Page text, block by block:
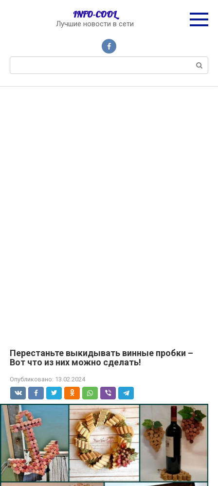
INFO-COOL
Лучшие новости в сети
Перестаньте выкидывать винные пробки –
Вот что из них можно сделать!
Опубликовано: 13.02.2024